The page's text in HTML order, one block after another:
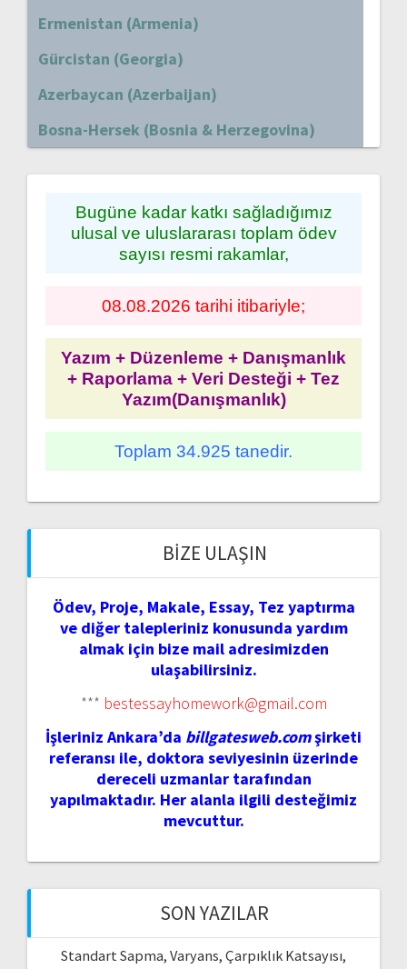
Ermenistan (Armenia)
Gürcistan (Georgia)
Azerbaycan (Azerbaijan)
Bosna-Hersek (Bosnia & Herzegovina)
Bugüne kadar katkı sağladığımız
ulusal ve uluslararası toplam ödev
sayısı resmi rakamlar,
08.08.2026 tarihi itibariyle;
Yazım + Düzenleme + Danışmanlık
+ Raporlama + Veri Desteği + Tez
Yazım(Danışmanlık)
Toplam 34.925 tanedir.
BIZE ULAŞIN
Ödev, Proje, Makale, Essay, Tez yaptırma
ve diğer talepleriniz konusunda yardım
almak için bize mail adresimizden
ulaşabilirsiniz.
*** bestessayhomework@gmail.com
İşleriniz Ankara’da billgatesweb.comşirketi
referansı ile, doktora seviyesinin üzerinde
dereceli uzmanlar tarafından
yapılmaktadır. Her alanla ilgili desteğimiz
mevcuttur.
SON YAZILAR
Standart Sapma, Varyans, Çarpıklık Katsayısı,